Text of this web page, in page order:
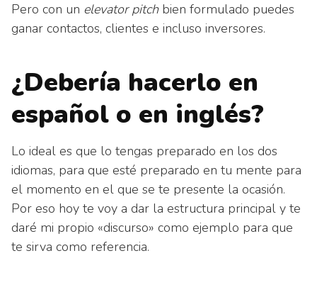
Pero con un elevator pitchbien formulado puedes
ganar contactos, clientes e incluso inversores.
¿Debería hacerlo en
español o en inglés?
Lo ideal es que lo tengas preparado en los dos
idiomas, para que esté preparado en tu mente para
el momento en el que se te presente la ocasión.
Por eso hoy te voy a dar la estructura principal y te
daré mi propio «discurso» como ejemplo para que
te sirva como referencia.